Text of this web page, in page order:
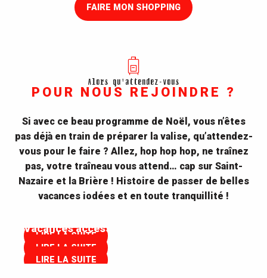
FAIRE MON SHOPPING
Alors qu'attendez-vous
POUR NOUS REJOINDRE ?
Si avec ce beau programme de Noël, vous n’êtes
pas déjà en train de préparer la valise, qu’attendez-
vous pour le faire ? Allez, hop hop hop, ne traînez
pas, votre traîneau vous attend… cap sur Saint-
Nazaire et la Brière ! Histoire de passer de belles
vacances iodées et en toute tranquillité !
L'Office de Tourisme vous conseille
LIRE LA SUITE
LIRE LA SUITE
Vacances accessibles
LIRE LA SUITE